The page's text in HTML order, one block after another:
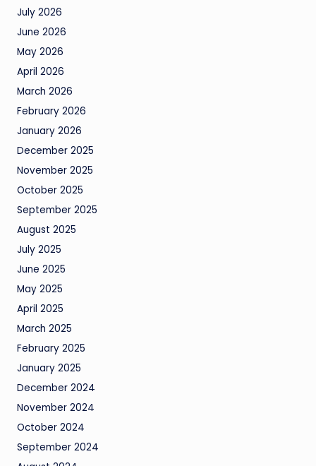
July 2026
June 2026
May 2026
April 2026
March 2026
February 2026
January 2026
December 2025
November 2025
October 2025
September 2025
August 2025
July 2025
June 2025
May 2025
April 2025
March 2025
February 2025
January 2025
December 2024
November 2024
October 2024
September 2024